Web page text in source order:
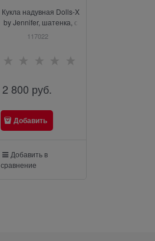
Кукла надувная Dolls-X
by Jennifer, шатенка, с
двумя отверстиями,
117022
2 800 руб.
Добавить
Добавить в
сравнение